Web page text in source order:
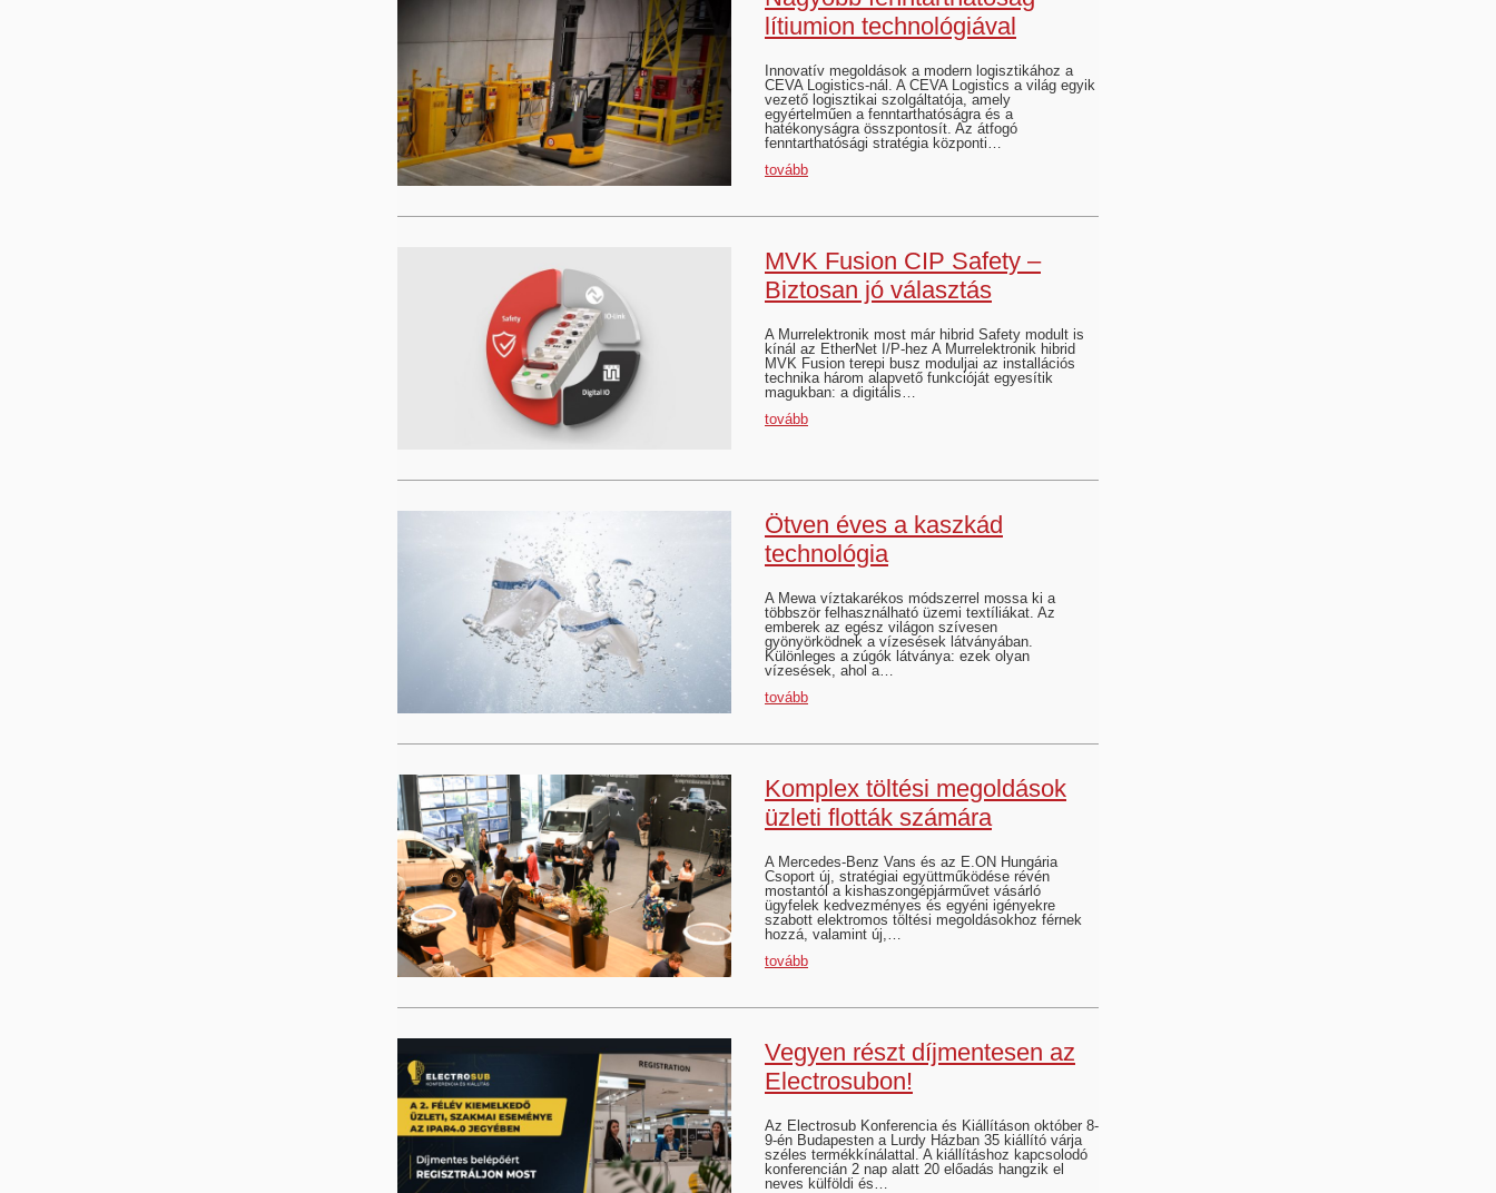
lítiumion technológiával
Innovatív megoldások a modern logisztikához a
CEVA Logistics-nál. A CEVA Logistics a világ egyik
vezető logisztikai szolgáltatója, amely
egyértelműen a fenntarthatóságra és a
hatékonyságra összpontosít. Az átfogó
fenntarthatósági stratégia központi…
tovább
MVK Fusion CIP Safety –
Biztosan jó választás
A Murrelektronik most már hibrid Safety modult is
kínál az EtherNet I/P-hez A Murrelektronik hibrid
MVK Fusion terepi busz moduljai az installációs
technika három alapvető funkcióját egyesítik
magukban: a digitális…
tovább
Ötven éves a kaszkád
technológia
A Mewa víztakarékos módszerrel mossa ki a
többször felhasználható üzemi textíliákat. Az
emberek az egész világon szívesen
gyönyörködnek a vízesések látványában.
Különleges a zúgók látványa: ezek olyan
vízesések, ahol a…
tovább
Komplex töltési megoldások
üzleti flották számára
A Mercedes-Benz Vans és az E.ON Hungária
Csoport új, stratégiai együttműködése révén
mostantól a kishaszongépjárművet vásárló
ügyfelek kedvezményes és egyéni igényekre
szabott elektromos töltési megoldásokhoz férnek
hozzá, valamint új,…
tovább
Vegyen részt díjmentesen az
Electrosubon!
Az Electrosub Konferencia és Kiállításon október 8-
9-én Budapesten a Lurdy Házban 35 kiállító várja
széles termékkínálattal. A kiállításhoz kapcsolodó
konferencián 2 nap alatt 20 előadás hangzik el
neves külföldi és…